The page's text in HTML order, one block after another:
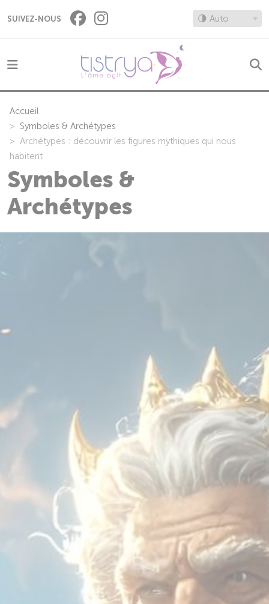
SUIVEZ-NOUS 🌗 Auto
Accueil
Symboles & Archétypes
Archétypes : découvrir les figures mythiques qui nous
habitent
Symboles &
Archétypes